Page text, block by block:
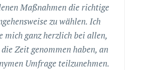
Maßnahmen die richtige
zu wählen. Ich
mich ganz herzlich bei allen,
Zeit genommen haben, an
Umfrage teilzunehmen.